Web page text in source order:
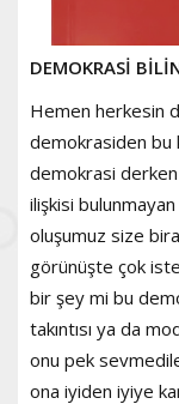
DEMOKRASİ
Hemen herkesin
demokrasiden bu
demokrasi
ilişkisi
oluşumuz size
görünüşte çok
bir şey mi bu
takıntısı ya da
onu pek
ona iyiden iyiye